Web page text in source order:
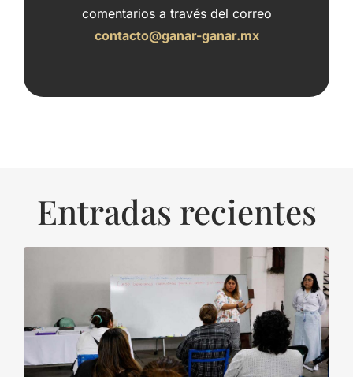
comentarios a través del correo
contacto@ganar-ganar.mx
Entradas recientes